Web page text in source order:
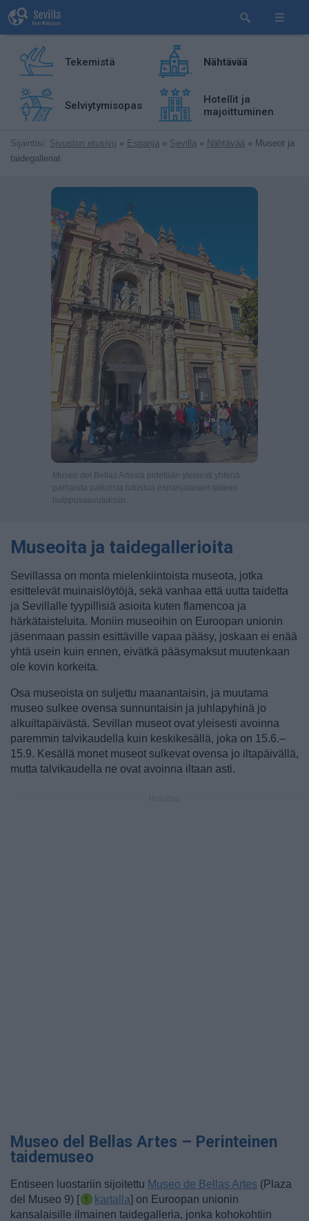
Tekemistä Nähtävää
Selviytymisopas
Hotellit ja
majoittuminen
Sijaintisi: Sivuston etusivu » Espanja » Sevilla » Nähtävää » Museot ja
taidegalleriat
Museo del Bellas Artesia pidetään yleisesti yhtenä
parhaista paikoista tutustua espanjalaisen taiteen
huippusaavutuksiin.
Museoita ja taidegallerioita
Sevillassa on monta mielenkiintoista museota, jotka
esittelevät muinaislöytöjä, sekä vanhaa että uutta taidetta
ja Sevillalle tyypillisiä asioita kuten flamencoa ja
härkätaisteluita. Moniin museoihin on Euroopan unionin
jäsenmaan passin esittäville vapaa pääsy, joskaan ei enää
yhtä usein kuin ennen, eivätkä pääsymaksut muutenkaan
ole kovin korkeita.
Osa museoista on suljettu maanantaisin, ja muutama
museo sulkee ovensa sunnuntaisin ja juhlapyhinä jo
alkuiltapäivästä. Sevillan museot ovat yleisesti avoinna
paremmin talvikaudella kuin keskikesällä, joka on 15.6.–
15.9. Kesällä monet museot sulkevat ovensa jo iltapäivällä,
mutta talvikaudella ne ovat avoinna iltaan asti.
Museo del Bellas Artes – Perinteinen
taidemuseo
Entiseen luostariin sijoitettu Museo de Bellas Artes (Plaza
del Museo 9) [
kartalla] on Euroopan unionin
kansalaisille ilmainen taidegalleria, jonka kohokohtiin